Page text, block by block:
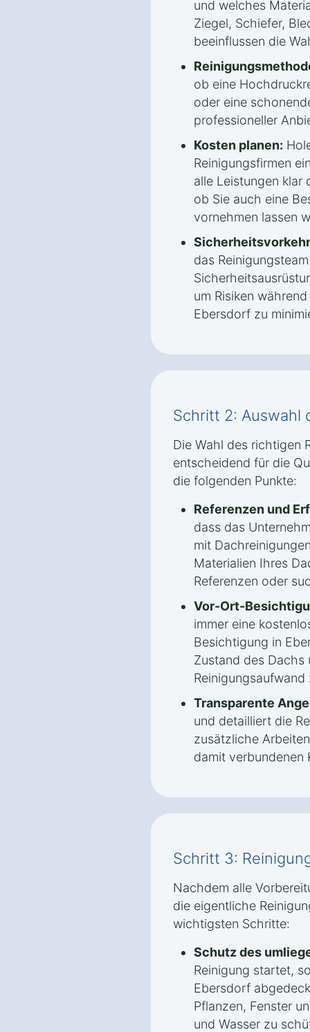
und welches
Ziegel, Schiefer,
beeinflussen die
ob eine
oder eine
professioneller
Kosten planen:
Reinigungsfirmen
alle Leistungen klar
ob Sie auch eine
vornehmen lassen
das
um Risiken
Ebersdorf zu
Schritt 2: Auswahl
Die Wahl des richtigen
entscheidend für die
die folgenden Punkte:
Referenzen und
dass das
mit
Materialien Ihres
Referenzen oder
Vor-Ort-
immer eine
Besichtigung in
Zustand des
Transparente
und detailliert die
zusätzliche
damit verbundenen
Schritt 3:
Nachdem alle
die eigentliche
wichtigsten Schritte:
Schutz des
Reinigung startet,
Ebersdorf
Pflanzen, Fenster
und Wasser zu